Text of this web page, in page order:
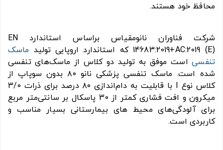
محافظ خود هستند.
شرکت فناوران نانومقیاس براساس استاندارد EN
14683:2019+AC:2019 (E) که استاندارد اروپایی تولید
ماسک
تنفسیاست موفق به تولید دو کلاس از ماسک‌های تنفسی
شده است. ماسک تنفسی پزشکی نانو ۸۰ بدون سوپاپ از
کلاس نوع I با قابلیت به دام‌اندازی ۸۰ درصد برای ذرات 3/0
میکرون و افت فشاری کمتر از 30 پاسکال بر سانتی‌متر مربع
برای آلودگی‌های محیط‌ های بیمارستانی بسیار مناسب و
کاربردی است.